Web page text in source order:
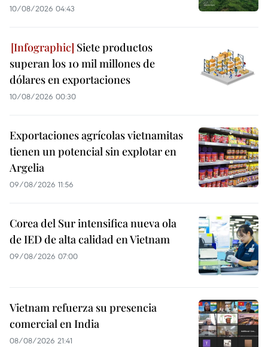
10/08/2026 04:43
Siete productos
superan los 10 mil millones de
dólares en exportaciones
10/08/2026 00:30
Exportaciones agrícolas vietnamitas
tienen un potencial sin explotar en
Argelia
09/08/2026 11:56
Corea del Sur intensifica nueva ola
de IED de alta calidad en Vietnam
09/08/2026 07:00
Vietnam refuerza su presencia
comercial en India
08/08/2026 21:41